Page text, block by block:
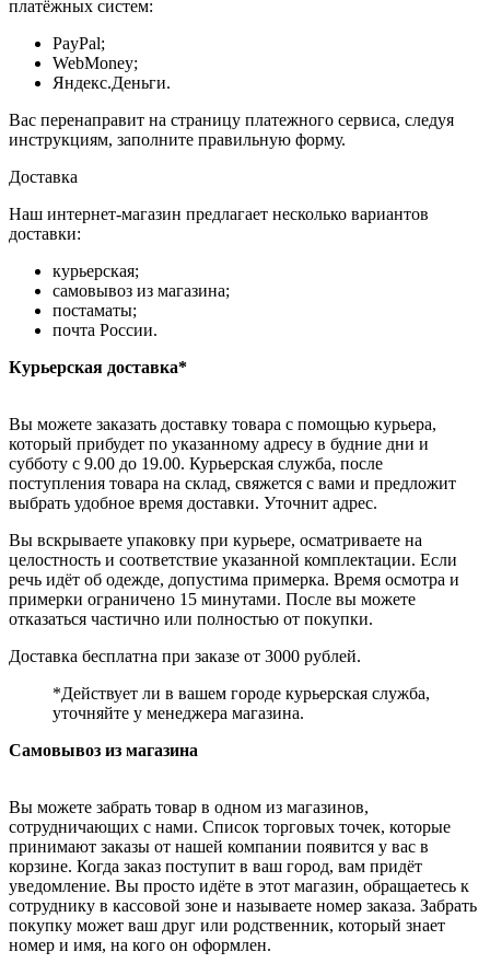
платёжных систем:
PayPal;
WebMoney;
Яндекс.Деньги.
Вас перенаправит на страницу платежного сервиса, следуя
инструкциям, заполните правильную форму.
Доставка
Наш интернет-магазин предлагает несколько вариантов
доставки:
курьерская;
самовывоз из магазина;
постаматы;
почта России.
Курьерская доставка*
Вы можете заказать доставку товара с помощью курьера,
который прибудет по указанному адресу в будние дни и
субботу с 9.00 до 19.00. Курьерская служба, после
поступления товара на склад, свяжется с вами и предложит
выбрать удобное время доставки. Уточнит адрес.
Вы вскрываете упаковку при курьере, осматриваете на
целостность и соответствие указанной комплектации. Если
речь идёт об одежде, допустима примерка. Время осмотра и
примерки ограничено 15 минутами. После вы можете
отказаться частично или полностью от покупки.
Доставка бесплатна при заказе от 3000 рублей.
*Действует ли в вашем городе курьерская служба,
уточняйте у менеджера магазина.
Самовывоз из магазина
Вы можете забрать товар в одном из магазинов,
сотрудничающих с нами. Список торговых точек, которые
принимают заказы от нашей компании появится у вас в
корзине. Когда заказ поступит в ваш город, вам придёт
уведомление. Вы просто идёте в этот магазин, обращаетесь к
сотруднику в кассовой зоне и называете номер заказа. Забрать
покупку может ваш друг или родственник, который знает
номер и имя, на кого он оформлен.